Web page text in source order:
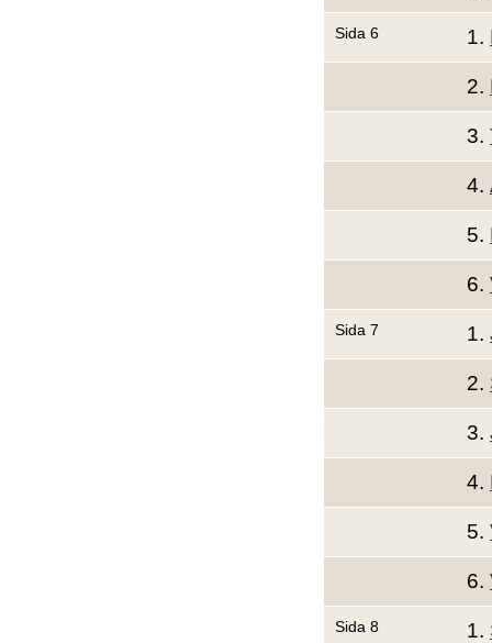
Sida 6 1.
2.
3.
4.
5.
6.
Sida 7 1.
2.
3.
4.
5.
6.
Sida 8 1.